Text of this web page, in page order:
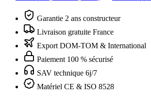
Garantie 2 ans constructeur
Livraison gratuite France
Export DOM-TOM & International
Paiement 100 % sécurisé
SAV technique 6j/7
Matériel CE & ISO 8528